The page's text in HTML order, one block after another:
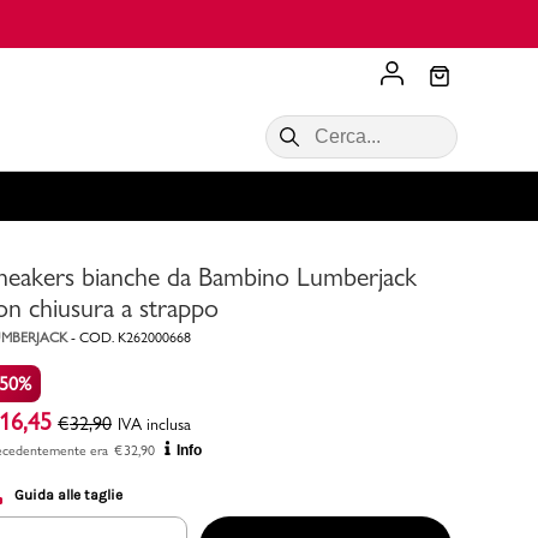
Acquista ora
VALIGIE CIAK
Scopri di più
bianche da Bambino Lumberjack
chiusura a strappo
- COD. K262000668
16,45 €32,90 IVA inclusa
era €32,90 Info
Guida alle taglie